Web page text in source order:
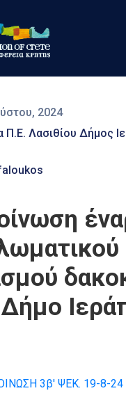
2024
Π.Ε. Λασιθίου Δήμος
3β' ΨΕΚ. 19-8-24